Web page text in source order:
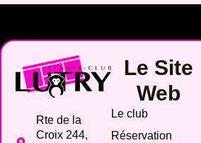
Rte de la
Croix 244,
Le Site
Web
Le club
Réservation